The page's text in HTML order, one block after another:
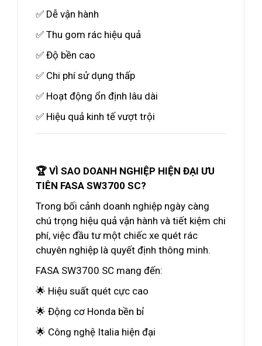
✅ Dễ vận hành
✅ Thu gom rác hiệu quả
✅ Độ bền cao
✅ Chi phí sử dụng thấp
✅ Hoạt động ổn định lâu dài
✅ Hiệu quả kinh tế vượt trội
🏆 VÌ SAO DOANH NGHIỆP HIỆN ĐẠI ƯU
TIÊN FASA SW3700 SC?
Trong bối cảnh doanh nghiệp ngày càng
chú trọng hiệu quả vận hành và tiết kiệm chi
phí, việc đầu tư một chiếc xe quét rác
chuyên nghiệp là quyết định thông minh.
FASA SW3700 SC mang đến:
🌟 Hiệu suất quét cực cao
🌟 Động cơ Honda bền bỉ
🌟 Công nghệ Italia hiện đại